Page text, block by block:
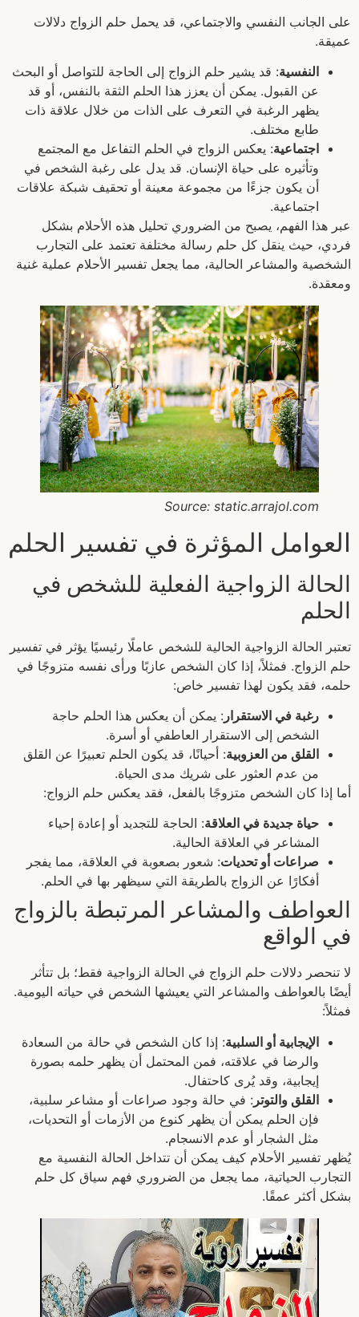
على الجانب النفسي والاجتماعي، قد يحمل حلم الزواج دلالات
عميقة.
النفسية: قد يشير حلم الزواج إلى الحاجة للتواصل أو البحث
عن القبول. يمكن أن يعزز هذا الحلم الثقة بالنفس، أو قد
يظهر الرغبة في التعرف على الذات من خلال علاقة ذات
طابع مختلف.
اجتماعية: يعكس الزواج في الحلم التفاعل مع المجتمع
وتأثيره على حياة الإنسان. قد يدل على رغبة الشخص في
أن يكون جزءًا من مجموعة معينة أو تحقيف شبكة علاقات
اجتماعية.
عبر هذا الفهم، يصبح من الضروري تحليل هذه الأحلام بشكل
فردي، حيث ينقل كل حلم رسالة مختلفة تعتمد على التجارب
الشخصية والمشاعر الحالية، مما يجعل تفسير الأحلام عملية غنية
ومعقدة.
Source: static.arrajol.com
العوامل المؤثرة في تفسير الحلم
الحالة الزواجية الفعلية للشخص في
الحلم
تعتبر الحالة الزواجية الحالية للشخص عاملًا رئيسيًا يؤثر في تفسير
حلم الزواج. فمثلاً، إذا كان الشخص عازبًا ورأى نفسه متزوجًا في
حلمه، فقد يكون لهذا تفسير خاص:
رغبة في الاستقرار : يمكن أن يعكس هذا الحلم حاجة
الشخص إلى الاستقرار العاطفي أو أسرة.
القلق من العزوبية: أحيانًا، قد يكون الحلم تعبيرًا عن القلق
من عدم العثور على شريك مدى الحياة.
أما إذا كان الشخص متزوجًا بالفعل، فقد يعكس حلم الزواج:
حياة جديدة في العلاقة: الحاجة للتجديد أو إعادة إحياء
المشاعر في العلاقة الحالية.
صراعات أو تحديات: شعور بصعوبة في العلاقة، مما يفجر
أفكارًا عن الزواج بالطريقة التي سيظهر بها في الحلم.
العواطف والمشاعر المرتبطة بالزواج
في الواقع
لا تنحصر دلالات حلم الزواج في الحالة الزواجية فقط؛ بل تتأثر
أيضًا بالعواطف والمشاعر التي يعيشها الشخص في حياته اليومية.
فمثلاً:
الإيجابية أو السلبية: إذا كان الشخص في حالة من السعادة
والرضا في علاقته، فمن المحتمل أن يظهر حلمه بصورة
إيجابية، وقد يُرى كاحتفال.
القلق والتوتر : في حالة وجود صراعات أو مشاعر سلبية،
فإن الحلم يمكن أن يظهر كنوع من الأزمات أو التحديات،
مثل الشجار أو عدم الانسجام.
يُظهر تفسير الأحلام كيف يمكن أن تتداخل الحالة النفسية مع
التجارب الحياتية، مما يجعل من الضروري فهم سياق كل حلم
بشكل أكثر عمقًا.